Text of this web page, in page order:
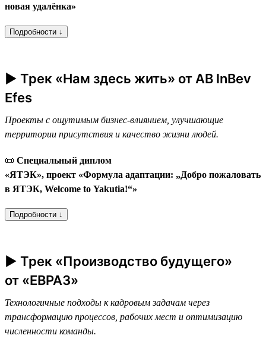
новая удалёнка»
Подробности ↓
► Трек «Нам здесь жить» от AB InBev
Efes
Проекты с ощутимым бизнес-влиянием, улучшающие
территории присутствия и качество жизни людей.
📜 Специальный диплом
«ЯТЭК», проект «Формула адаптации: „Добро пожаловать
в ЯТЭК, Welcome to Yakutia!“»
Подробности ↓
► Трек «Производство будущего»
от «ЕВРАЗ»
Технологичные подходы к кадровым задачам через
трансформацию процессов, рабочих мест и оптимизацию
численности команды.